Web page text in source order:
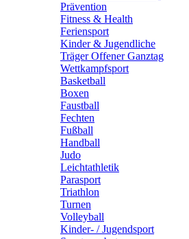
Prävention
Fitness & Health
Feriensport
Kinder & Jugendliche
Träger Offener Ganztag
Wettkampfsport
Basketball
Boxen
Faustball
Fechten
Fußball
Handball
Judo
Leichtathletik
Parasport
Triathlon
Turnen
Volleyball
Kinder- / Jugendsport